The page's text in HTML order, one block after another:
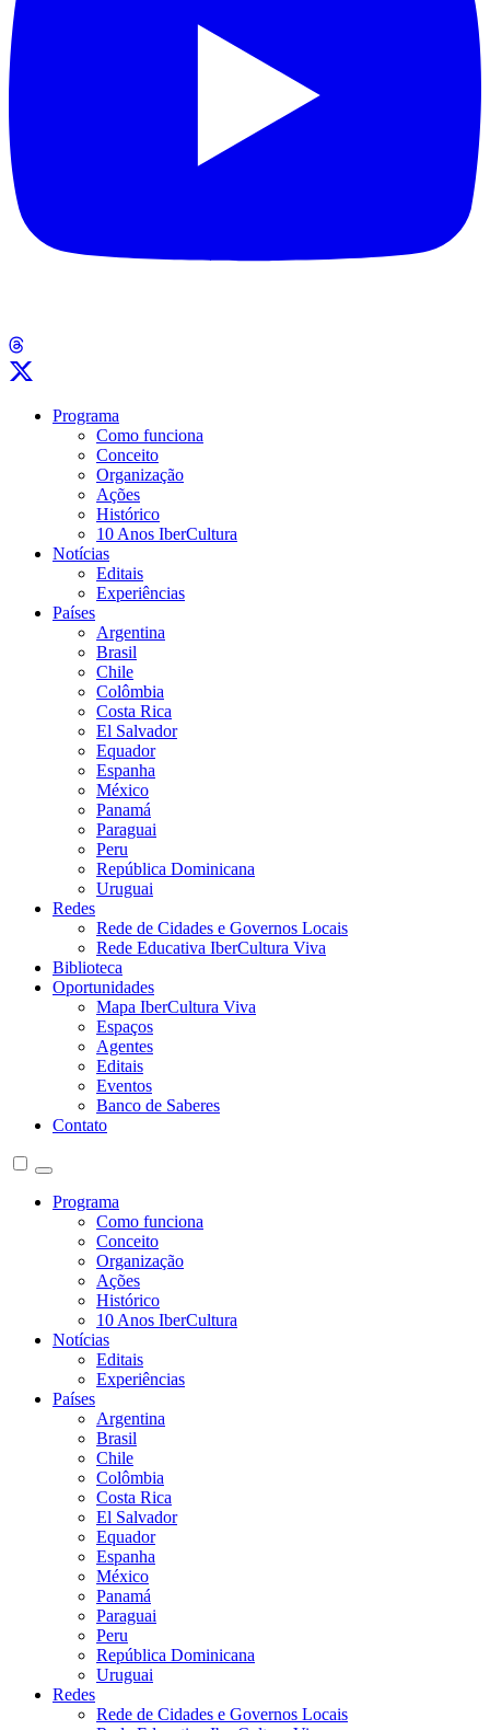
Programa
Como funciona
Conceito
Organização
Ações
Histórico
10 Anos IberCultura
Notícias
Editais
Experiências
Países
Argentina
Brasil
Chile
Colômbia
Costa Rica
El Salvador
Equador
Espanha
México
Panamá
Paraguai
Peru
República Dominicana
Uruguai
Redes
Rede de Cidades e Governos Locais
Rede Educativa IberCultura Viva
Biblioteca
Oportunidades
Mapa IberCultura Viva
Espaços
Agentes
Editais
Eventos
Banco de Saberes
Contato
Programa
Como funciona
Conceito
Organização
Ações
Histórico
10 Anos IberCultura
Notícias
Editais
Experiências
Países
Argentina
Brasil
Chile
Colômbia
Costa Rica
El Salvador
Equador
Espanha
México
Panamá
Paraguai
Peru
República Dominicana
Uruguai
Redes
Rede de Cidades e Governos Locais